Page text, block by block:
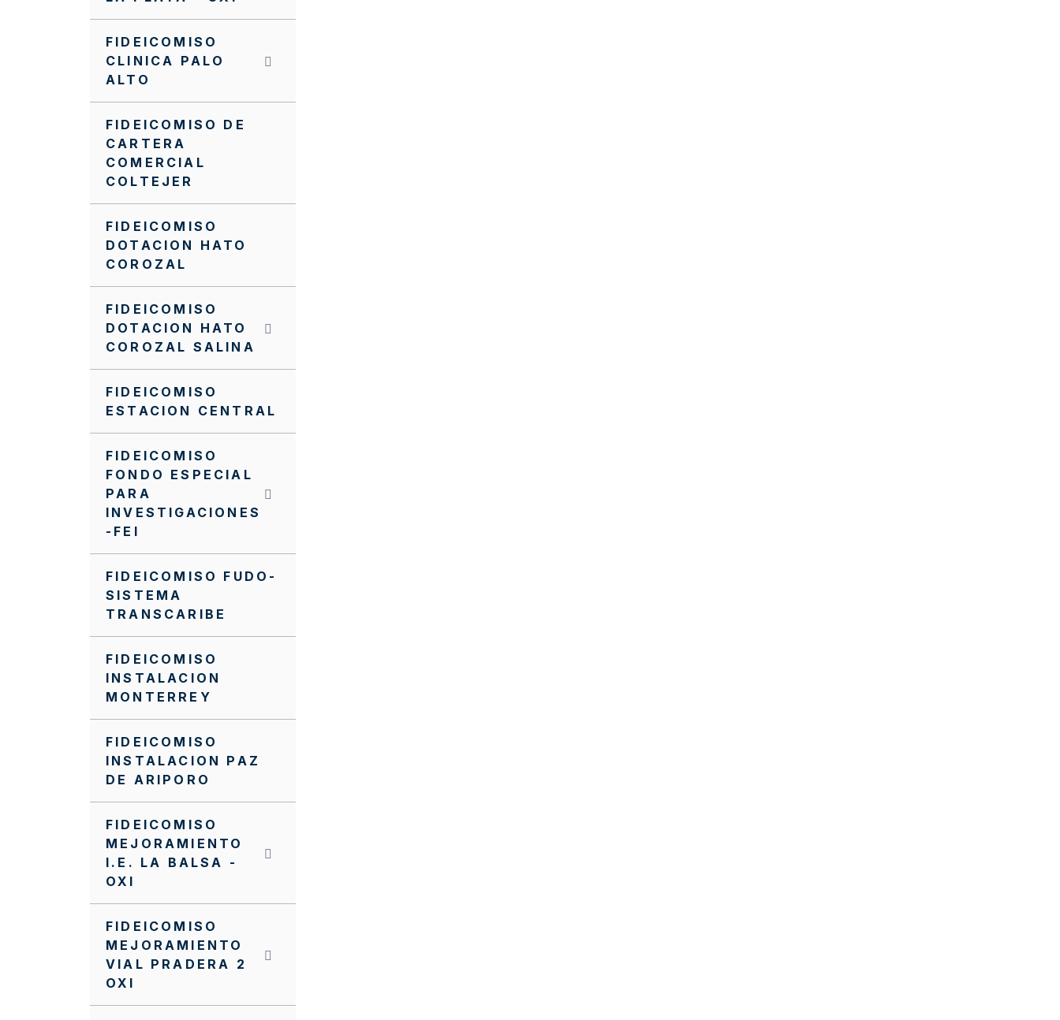
FIDEICOMISO
CLINICA PALO
ALTO
FIDEICOMISO DE
CARTERA
COMERCIAL
COLTEJER
FIDEICOMISO
DOTACION HATO
COROZAL
FIDEICOMISO
DOTACION HATO
COROZAL SALINA
FIDEICOMISO
ESTACION CENTRAL
FIDEICOMISO
FONDO ESPECIAL
PARA
INVESTIGACIONES
-FEI
FIDEICOMISO FUDO-
SISTEMA
TRANSCARIBE
FIDEICOMISO
INSTALACION
MONTERREY
FIDEICOMISO
INSTALACION PAZ
DE ARIPORO
FIDEICOMISO
MEJORAMIENTO
I.E. LA BALSA -
OXI
FIDEICOMISO
MEJORAMIENTO
VIAL PRADERA 2
OXI